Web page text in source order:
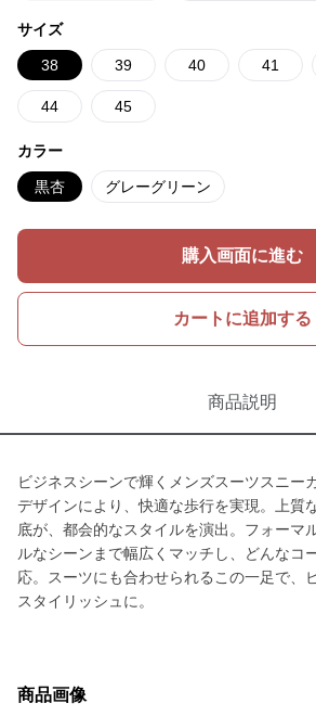
サイズ
38 39 40 41
44 45
カラー
黒杏 グレーグリーン
購入画面に進む
カートに追加する
商品説明
ビジネスシーンで輝くメンズスーツスニー
デザインにより、快適な歩行を実現。上質
底が、都会的なスタイルを演出。フォーマ
ルなシーンまで幅広くマッチし、どんなコ
応。スーツにも合わせられるこの一足で、
スタイリッシュに。
商品画像